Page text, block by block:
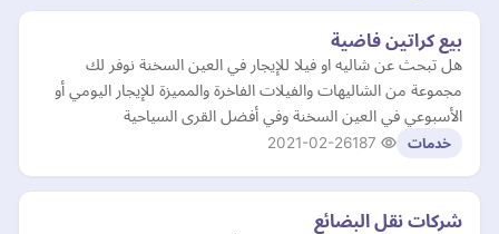
بيع كراتين فاضية
هل تبحث عن شاليه او فيلا للإيجار في العين السخنة نوفر لك
مجموعة من الشاليهات والفيلات الفاخرة والمميزة للإيجار اليومي أو
الأسبوعي في العين السخنة وفي أفضل القرى السياحية
خدمات 2021-02-26
شركات نقل البضائع